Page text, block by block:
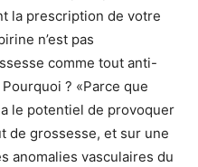
la prescription de votre
n’est pas
comme tout anti-
? «Parce que
le potentiel de provoquer
de grossesse, et sur une
anomalies vasculaires du